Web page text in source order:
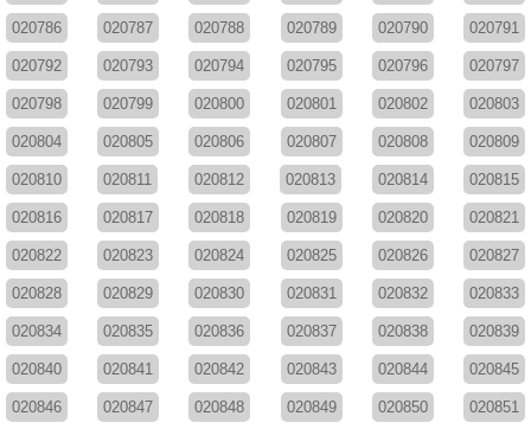
020786 020787 020788 020789 020790 020791
020792 020793 020794 020795 020796 020797
020798 020799 020800 020801 020802 020803
020804 020805 020806 020807 020808 020809
020810 020811 020812 020813 020814 020815
020816 020817 020818 020819 020820 020821
020822 020823 020824 020825 020826 020827
020828 020829 020830 020831 020832 020833
020834 020835 020836 020837 020838 020839
020840 020841 020842 020843 020844 020845
020846 020847 020848 020849 020850 020851